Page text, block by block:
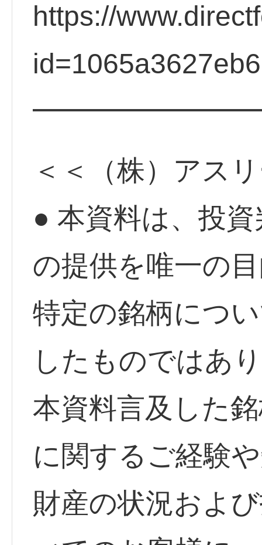
https://
＜＜（株）アス
● 本資料は、投
の提供を唯一の
特定の銘柄につ
したものではあ
本資料言及した
に関するご経験
財産の状況およ